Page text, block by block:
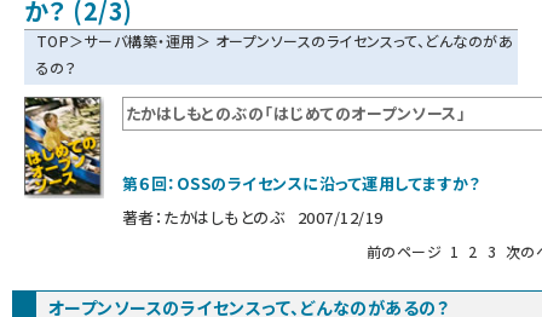
iot女子会 (2281)
北海道をのんびり旅する晴山佳須夫のヒント集！ (2037)
drupal (1956)
genai (1484)
abc123 (1360)
か？ (2/3)
TOP＞サーバ構築・運用＞ オープンソースのライセンスって、どんなのがあ
るの？
たかはしもとのぶの「はじめてのオープンソース」
第６回：OSSのライセンスに沿って運用してますか？
著者： たかはしもとのぶ 2007/12/19
前のページ 1 2 3 次の
オープンソースのライセンスって、どんなのがあるの？